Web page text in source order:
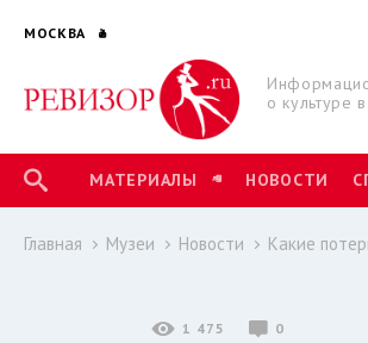
МОСКВА
о культуре
МАТЕРИАЛЫ НОВОСТИ
Главная Музеи Новости Какие
1 475 0